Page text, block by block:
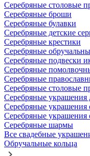
Серебряные столовые
Серебряные броши
Серебряные булавки
Серебряные детские
Серебряные крестики
Серебряные
Серебряные подвески
Серебряные
Серебряные
Серебряные столовые
Серебряные украшения
Серебряные украшения
Серебряные украшения
Серебряные шармы
Все свадебные
Обручальные кольца